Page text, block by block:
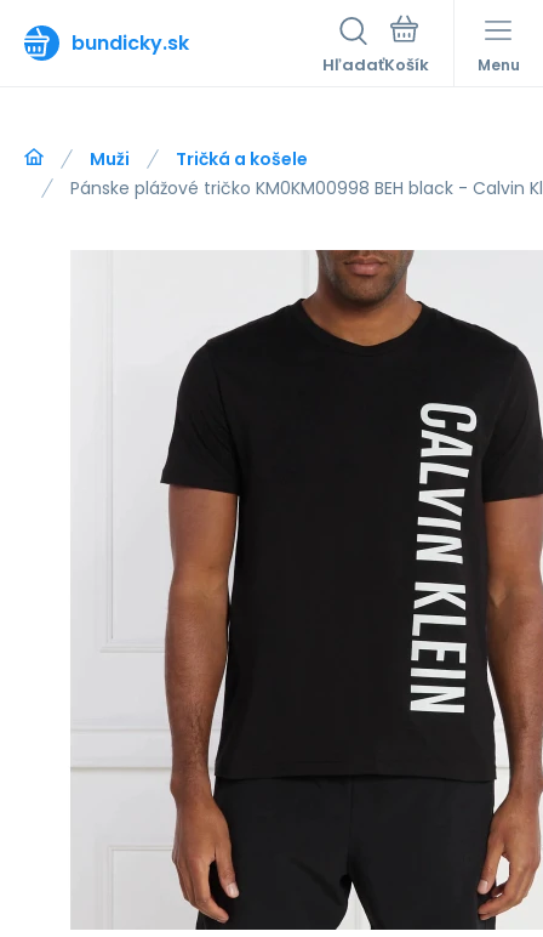
bundicky.sk
Hľadať Menu
Muži
Tričká a košele
Pánske plážové tričko KM0KM00998 BEH black - Calvin